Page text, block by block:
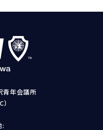
青年会議所
: